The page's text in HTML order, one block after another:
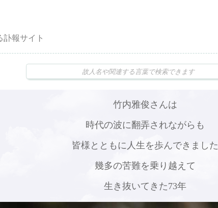
報サイト
竹内雅俊さんは
時代の波に翻弄されながらも
皆様とともに人生を歩んできました
幾多の苦難を乗り越えて
生き抜いてきた73年